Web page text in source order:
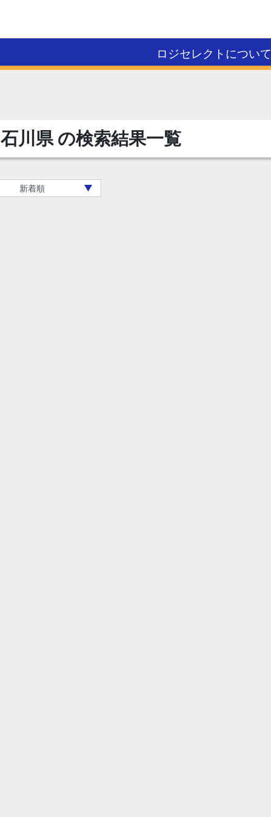
ロジセレクトについて
石川県 の検索結果一覧